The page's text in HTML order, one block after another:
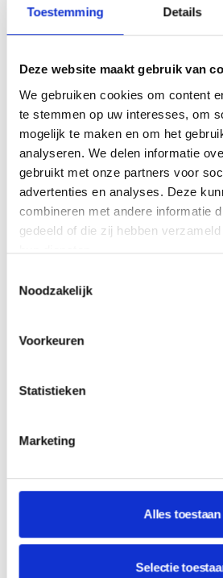
Toestemming Details
Deze website maakt gebruik van
We gebruiken cookies om content
te stemmen op uw interesses, om
mogelijk te maken en om het
analyseren. We delen informatie
gebruikt met onze partners voor
advertenties en analyses. Deze
combineren met andere informatie
gedeeld of die zij hebben
Noodzakelijk
Voorkeuren
Statistieken
Marketing
Alles toestaan
Selectie
INTERIEUR
IK LEREN MEER VAN
HOUDEN’
Lorraine Dunkley is
Deze maand deelt ze haar